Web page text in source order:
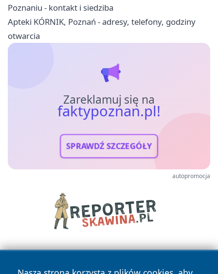
Poznaniu - kontakt i siedziba
Apteki KÓRNIK, Poznań - adresy, telefony, godziny
otwarcia
Zareklamuj się na
faktypoznan.pl!
SPRAWDŹ SZCZEGÓŁY
autopromocja